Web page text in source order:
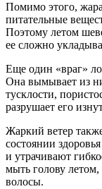
Помимо этого,
питательные
Поэтому летом
ее сложно
Еще один «враг»
Она вымывает из
тусклости,
разрушает его
Жаркий ветер
состоянии
и утрачивают
мыть голову
волосы.